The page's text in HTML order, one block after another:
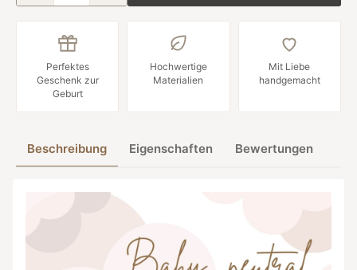
Perfektes
Geschenk zur
Geburt
Hochwertige
Materialien
Mit Liebe
handgemacht
Beschreibung Eigenschaften Bewertungen